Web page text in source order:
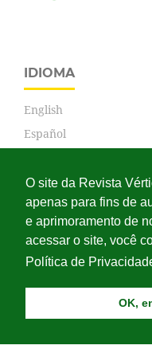
O site da Revista
apenas para fins de
e aprimoramento de
acessar o site, você
Política de
OK,
IDIOMA
English
Español
ARTIGOS MAIS